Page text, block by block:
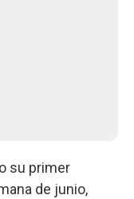
su primer
de junio,